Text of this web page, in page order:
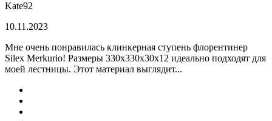
Kate92
10.11.2023
Мне очень понравилась клинкерная ступень флорентинер
Silex Merkurio! Размеры 330х330х30х12 идеально подходят для
моей лестницы. Этот материал выглядит...